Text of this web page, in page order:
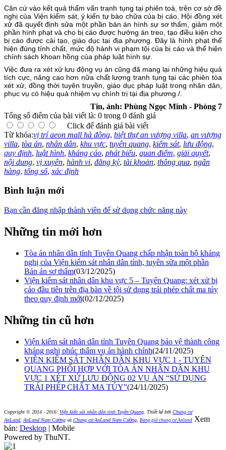
Căn cứ vào kết quả thẩm vấn tranh tụng tại phiên toà, trên cơ sở đề
nghị của Viện kiểm sát, ý kiến tự bào chữa của bị cáo, Hội đồng xét
xử đã quyết định sửa một phần bản án hình sự sơ thẩm, giảm một
phần hình phạt và cho bị cáo được hưởng án treo, tạo điều kiện cho
bị cáo được cải tạo, giáo dục tại địa phương. Đây là hình phạt thể
hiện đúng tính chất, mức độ hành vi phạm tội của bị cáo và thể hiện
chính sách khoan hồng của pháp luật hình sự.
Việc đưa ra xét xử lưu động vụ án cũng đã mang lại những hiệu quả
tích cực, nâng cao hơn nữa chất lượng tranh tụng tại các phiên tòa
xét xử, đồng thời tuyên truyền, giáo dục pháp luật trong nhân dân,
phục vụ có hiệu quả nhiệm vụ chính trị tại địa phương./.
Tin, ảnh: Phùng Ngọc Minh - Phòng 7
Tổng số điểm của bài viết là: 0 trong 0 đánh giá
Click để đánh giá bài viết
Từ khóa:vị trí aeon mall hà đông, biệt thự an vượng villa, an vượng
villa, tòa án, nhân dân, khu vực, tuyên quang, kiểm sát, lưu động,
quy định, luật hình, kháng cáo, phát biểu, quan điểm, giải quyết,
nội dung, vị xuyên, hành vi, đăng ký, tài khoản, thông qua, ngân
hàng, tổng số, xác định
Bình luận mới
Bạn cần đăng nhập thành viên để sử dụng chức năng này
Những tin mới hơn
Tòa án nhân dân tỉnh Tuyên Quang chấp nhận toàn bộ kháng
nghị của Viện kiểm sát nhân dân tỉnh, tuyên sửa một phần
Bản án sơ thẩm(03/12/2025)
Viện kiểm sát nhân dân khu vực 5 – Tuyên Quang: xét xử bị
cáo đầu tiên trên địa bàn về tội sử dụng trái phép chất ma túy
theo quy định mới(02/12/2025)
Những tin cũ hơn
Viện kiểm sát nhân dân tỉnh Tuyên Quang bảo vệ thành công
kháng nghị phúc thẩm vụ án hành chính(24/11/2025)
VIỆN KIỂM SÁT NHÂN DÂN KHU VỰC 1 - TUYÊN
QUANG PHỐI HỢP VỚI TÒA ÁN NHÂN DÂN KHU
VỰC 1 XÉT XỬ LƯU ĐỘNG 02 VỤ ÁN “SỬ DỤNG
TRÁI PHÉP CHẤT MA TÚY”(24/11/2025)
Copyright © 2014 - 2016: Viện kiển sát nhân dân tỉnh Tuyên Quang Thiết kế bởi Chung cư
AnLand AnLand Nam Cường và Chung cư AnLand Nam Cường Bảng giá chung cư Anland Xem
bản: Desktop | Mobile
Powered by ThuNT.